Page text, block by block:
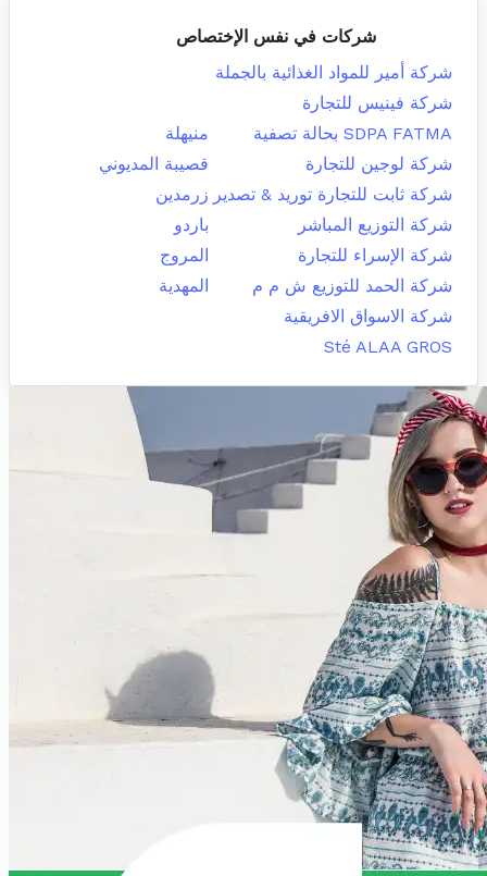
شركات في نفس الإختصاص
شركة أمير للمواد الغذائية بالجملة
شركة فينيس للتجارة
SDPA FATMA بحالة تصفية
منيهلة
شركة لوجين للتجارة
قصيبة المديوني
شركة ثابت للتجارة توريد & تصدير زرمدين
شركة التوزيع المباشر
باردو
شركة الإسراء للتجارة
المروج
شركة الحمد للتوزيع ش م م
المهدية
شركة الاسواق الافريقية
Sté ALAA GROS